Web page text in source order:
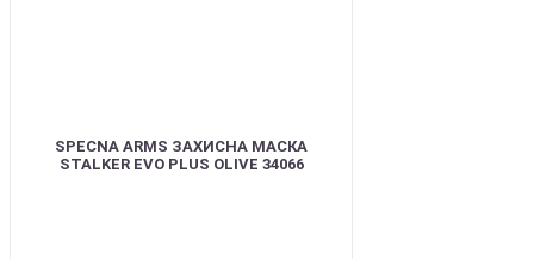
SPECNA ARMS ЗАХИСНА МАСКА
STALKER EVO PLUS OLIVE 34066